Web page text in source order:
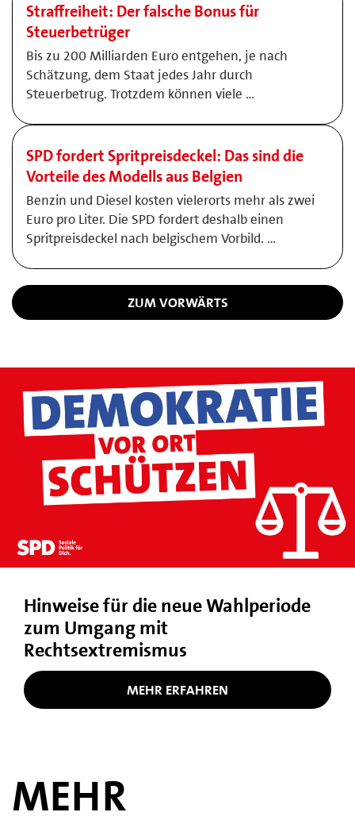
Straffreiheit: Der falsche Bonus für
Steuerbetrüger
Bis zu 200 Milliarden Euro entgehen, je nach
Schätzung, dem Staat jedes Jahr durch
Steuerbetrug. Trotzdem können viele …
SPD fordert Spritpreisdeckel: Das sind die
Vorteile des Modells aus Belgien
Benzin und Diesel kosten vielerorts mehr als zwei
Euro pro Liter. Die SPD fordert deshalb einen
Spritpreisdeckel nach belgischem Vorbild. …
ZUM VORWÄRTS
Hinweise für die neue Wahlperiode
zum Umgang mit
Rechtsextremismus
MEHR ERFAHREN
MEHR